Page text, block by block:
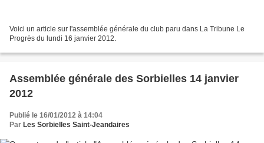
Voici un article sur l'assemblée générale du club paru dans La Tribune Le
Progrès du lundi 16 janvier 2012.
Assemblée générale des Sorbielles 14 janvier
2012
Publié le 16/01/2012 à 14:04
Par Les Sorbielles Saint-Jeandaires